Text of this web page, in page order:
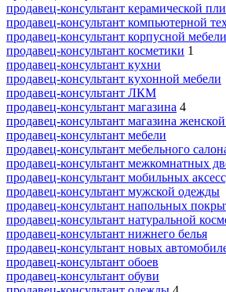
продавец-консультант керамической
продавец-консультант компьютерной
продавец-консультант корпусной мебели
продавец-консультант косметики 1
продавец-консультант кухни
продавец-консультант кухонной мебели
продавец-консультант ЛКМ
продавец-консультант магазина 4
продавец-консультант магазина
продавец-консультант мебели
продавец-консультант мебельного
продавец-консультант межкомнатных
продавец-консультант мобильных
продавец-консультант мужской одежды
продавец-консультант напольных
продавец-консультант натуральной
продавец-консультант нижнего белья
продавец-консультант новых
продавец-консультант обоев
продавец-консультант обуви